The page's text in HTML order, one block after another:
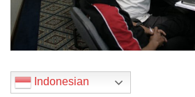
Indonesian